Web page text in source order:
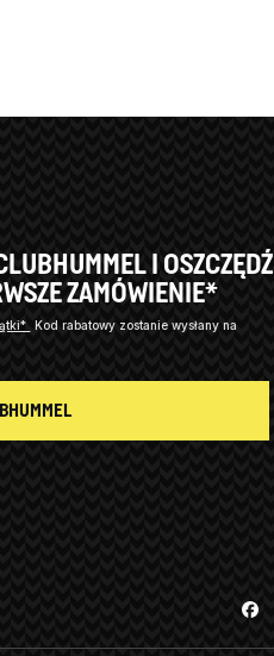
I OSZCZĘDŹ
ZAMÓWIENIE*
Kod rabatowy zostanie wysłany na